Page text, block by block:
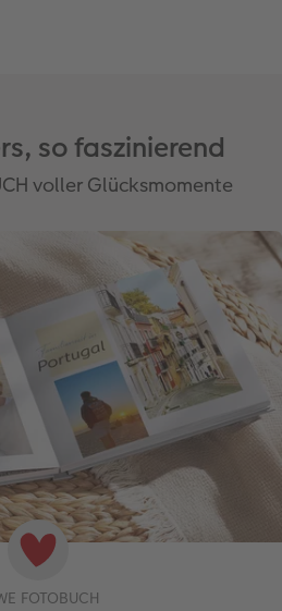
so faszinierend
voller Glücksmomente
FOTOBUCH